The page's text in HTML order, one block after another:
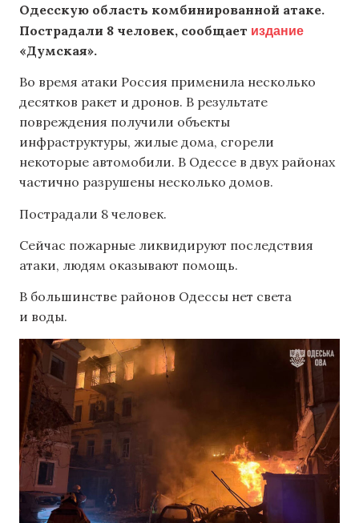
Одесскую область комбинированной атаке.
Пострадали 8 человек, сообщает издание
«Думская».
Во время атаки Россия применила несколько
десятков ракет и дронов. В результате
повреждения получили объекты
инфраструктуры, жилые дома, сгорели
некоторые автомобили. В Одессе в двух районах
частично разрушены несколько домов.
Пострадали 8 человек.
Сейчас пожарные ликвидируют последствия
атаки, людям оказывают помощь.
В большинстве районов Одессы нет света
и воды.